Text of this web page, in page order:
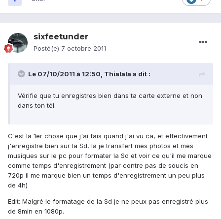
sixfeetunder
Posté(e) 7 octobre 2011
Le 07/10/2011 à 12:50, Thialala a dit :
Vérifie que tu enregistres bien dans ta carte externe et non
dans ton tél.
C'est la 1er chose que j'ai fais quand j'ai vu ca, et effectivement
j'enregistre bien sur la Sd, la je transfert mes photos et mes
musiques sur le pc pour formater la Sd et voir ce qu'il me marque
comme temps d'enregistrement (par contre pas de soucis en
720p il me marque bien un temps d'enregistrement un peu plus
de 4h)
Edit: Malgré le formatage de la Sd je ne peux pas enregistré plus
de 8min en 1080p.